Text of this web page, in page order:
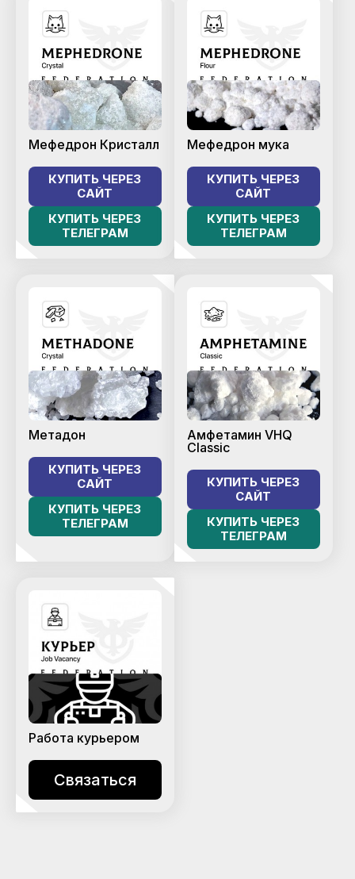
Мефедрон Кристалл
КУПИТЬ ЧЕРЕЗ
САЙТ
КУПИТЬ ЧЕРЕЗ
ТЕЛЕГРАМ
Мефедрон мука
КУПИТЬ ЧЕРЕЗ
САЙТ
КУПИТЬ ЧЕРЕЗ
ТЕЛЕГРАМ
Метадон
КУПИТЬ ЧЕРЕЗ
САЙТ
КУПИТЬ ЧЕРЕЗ
ТЕЛЕГРАМ
Амфетамин VHQ
Classic
КУПИТЬ ЧЕРЕЗ
САЙТ
КУПИТЬ ЧЕРЕЗ
ТЕЛЕГРАМ
Работа курьером
Связаться